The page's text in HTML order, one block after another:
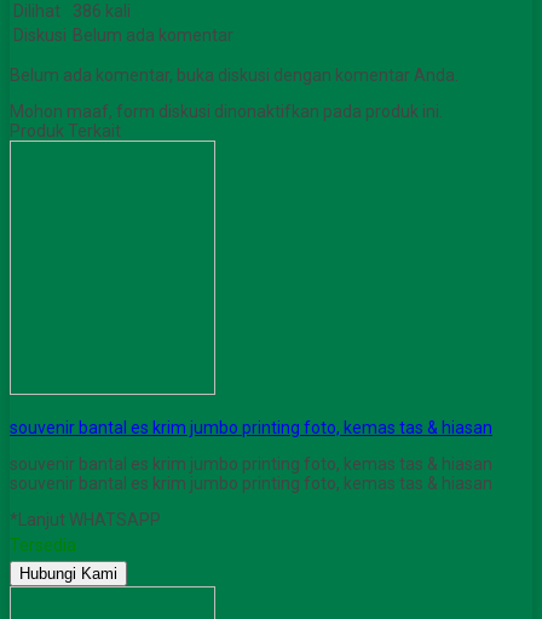
Dilihat
386 kali
Diskusi Belum ada komentar
Belum ada komentar, buka diskusi dengan komentar Anda.
Mohon maaf, form diskusi dinonaktifkan pada produk ini.
Produk Terkait
souvenir bantal es krim jumbo printing foto, kemas tas & hiasan
souvenir bantal es krim jumbo printing foto, kemas tas & hiasan
souvenir bantal es krim jumbo printing foto, kemas tas & hiasan
*Lanjut WHATSAPP
Tersedia
Hubungi Kami